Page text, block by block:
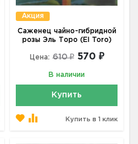
Акция
Саженец чайно-гибридной
розы Эль Торо (El Toro)
Цена: 610 ₽ 570 ₽
В наличии
Купить
Купить в 1 клик